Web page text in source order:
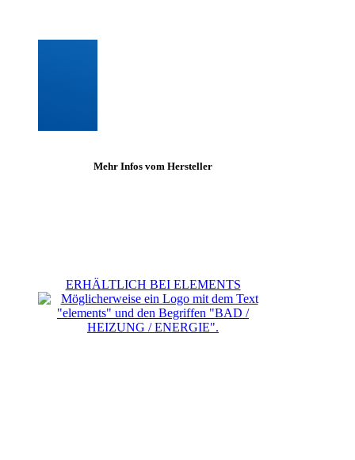
Mehr Infos vom Hersteller
ERHÄLTLICH BEI ELEMENTS